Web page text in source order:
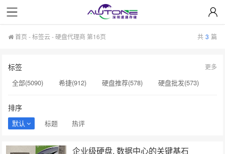
首页 -标签云- 硬盘代理商 第16页 共 3 篇
标签
全部(5090) 希捷(912) 硬盘推荐(578)
硬盘批发(573)
硬盘采购(474)
希捷硬盘(471)
更多
排序
默认 标题 热评
企业级硬盘, 数据中心的关键基石